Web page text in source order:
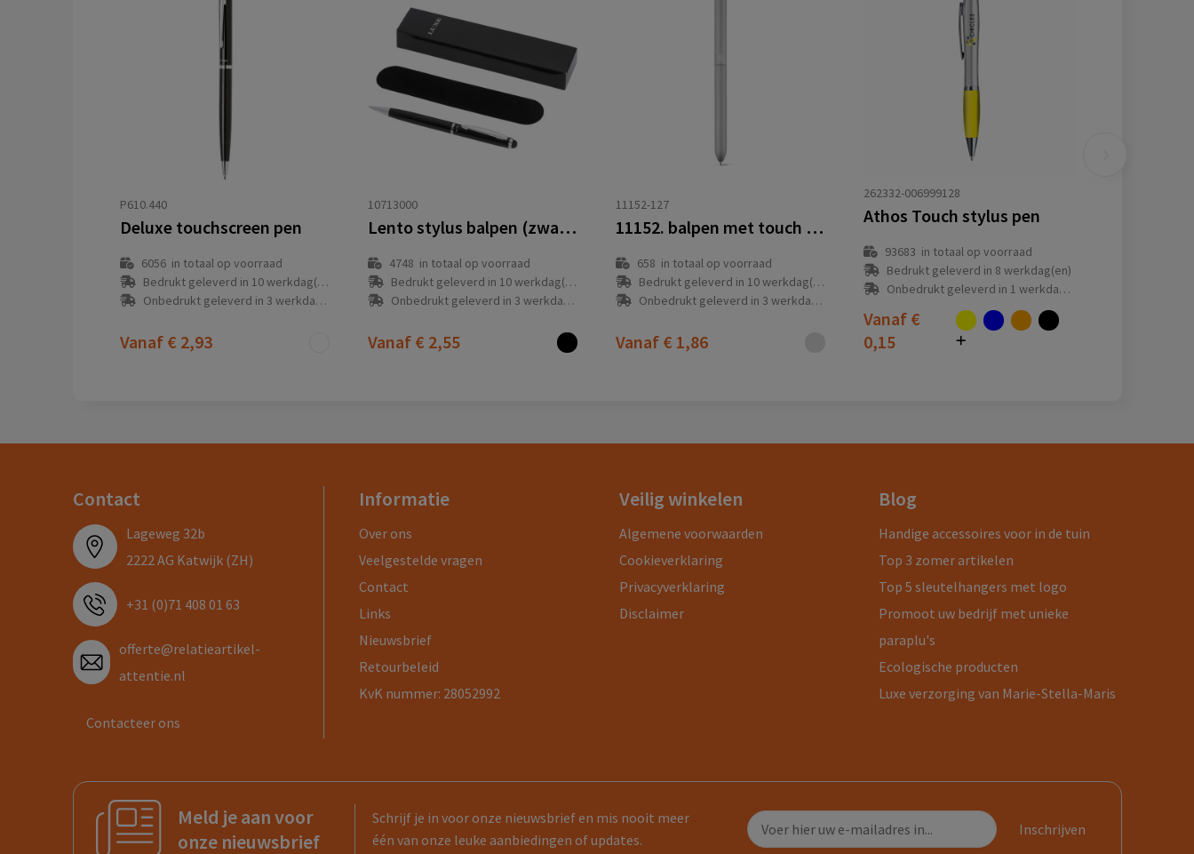
P610.440
Deluxe touchscreen pen
6056in totaal op voorraad
Bedrukt geleverd in 10 werkdag(en)
Onbedrukt geleverd in 3 werkdag(en)
Vanaf € 2,93
10713000
Lento stylus balpen (zwarte inkt)
4748 in totaal op voorraad
Bedrukt geleverd in 10 werkdag(en)
Onbedrukt geleverd in 3 werkdag(en)
Vanaf € 2,55
11152-127
11152. balpen met touch tip van aluminium
658 in totaal op voorraad
Bedrukt geleverd in 10 werkdag(en)
Onbedrukt geleverd in 3 werkdag(en)
Vanaf € 1,86
262332-006999128
Athos Touch stylus pen
93683 in totaal op voorraad
Bedrukt geleverd in 8 werkdag(en)
Onbedrukt geleverd in 1 werkdag(en)
Vanaf €
0,15
Contact
Lageweg 32b
2222 AG Katwijk (ZH)
+31 (0)71 408 01 63
offerte@relatieartikel-
attentie.nl
Contacteer ons
Informatie
Over ons
Veelgestelde vragen
Contact
Links
Nieuwsbrief
Retourbeleid
KvK nummer: 28052992
Veilig winkelen
Algemene voorwaarden
Cookieverklaring
Privacyverklaring
Disclaimer
Blog
Handige accessoires voor in de tuin
Top 3 zomer artikelen
Top 5 sleutelhangers met logo
Promoot uw bedrijf met unieke
paraplu's
Ecologische producten
Luxe verzorging van Marie-Stella-Maris
Meld je aan voor
onze nieuwsbrief
Schrijf je in voor onze nieuwsbrief en mis nooit meer
één van onze leuke aanbiedingen of updates.